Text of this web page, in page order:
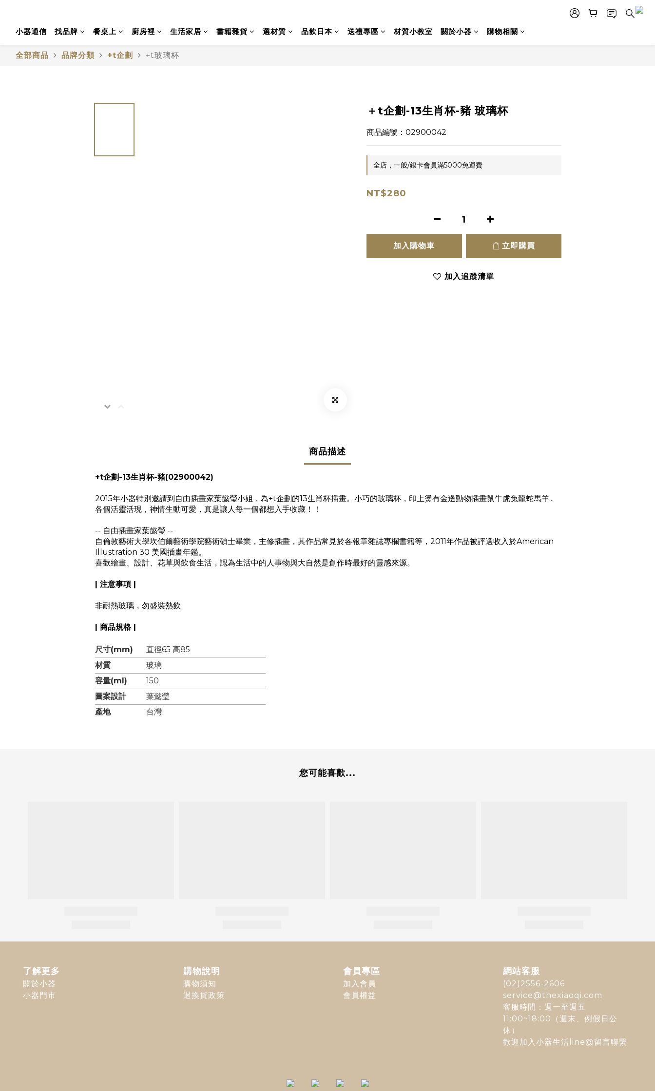
小器通信 找品牌 餐桌上 廚房裡 生活家居 書籍雜貨 選材質 品飲日本 送禮專區 材質小教室 關於小器 購物相關
全部商品 品牌分類 +t企劃 +t玻璃杯
＋t企劃-13生肖杯-豬 玻璃杯
商品編號：02900042
全店，一般/銀卡會員滿5000免運費
NT$280
加入購物車 立即購買
加入追蹤清單
商品描述
+t企劃-13生肖杯-豬(02900042)
2015年小器特別邀請到自由插畫家葉懿瑩小姐，為+t企劃的13生肖杯插畫。小巧的玻璃杯，印上燙有金邊動物插畫鼠牛虎兔龍蛇馬羊...
各個活靈活現，神情生動可愛，真是讓人每一個都想入手收藏！！
-- 自由插畫家葉懿瑩 --
自倫敦藝術大學坎伯爾藝術學院藝術碩士畢業，主修插畫，其作品常見於各報章雜誌專欄書籍等，2011年作品被評選收入於American
Illustration 30 美國插畫年鑑。
喜歡繪畫、設計、花草與飲食生活，認為生活中的人事物與大自然是創作時最好的靈感來源。
| 注意事項 |
非耐熱玻璃，勿盛裝熱飲
| 商品規格 |
尺寸(mm)
直徑65 高85
材質
玻璃
容量(ml)
150
圖案設計
葉懿瑩
產地
台灣
您可能喜歡...
了解更多
關於小器
小器門市
購物說明
購物須知
退換貨政策
會員專區
加入會員
會員權益
網站客服
(02)2556-2606
service@thexiaoqi.com
客服時間：週一至週五
11:00~18:00（週末、例假日公
休）
歡迎加入 小器生活line@留言聯繫